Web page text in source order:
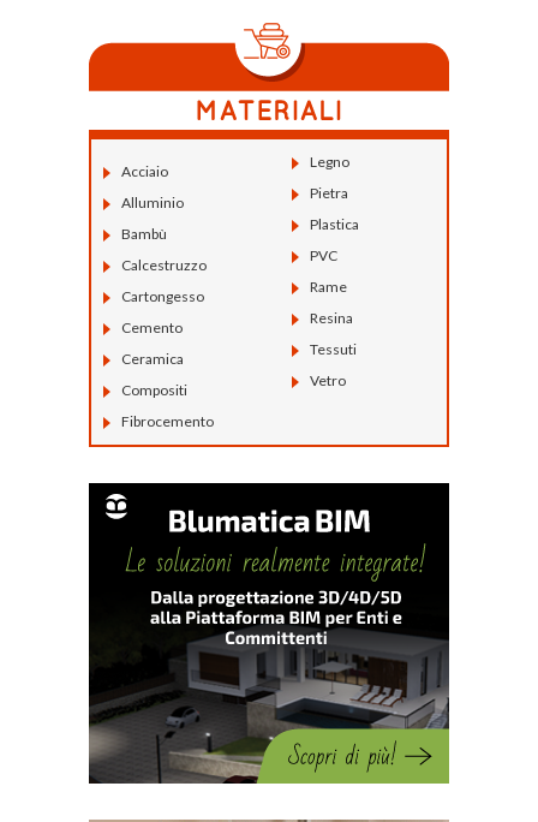
Acciaio
Alluminio
Bambù
Calcestruzzo
Cartongesso
Cemento
Ceramica
Compositi
Fibrocemento
Legno
Pietra
Plastica
PVC
Rame
Resina
Tessuti
Vetro